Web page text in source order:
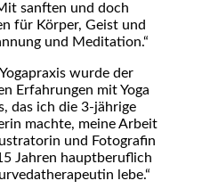
sanften und doch
für Körper, Geist und
und Meditation.“
wurde der
Erfahrungen mit Yoga
das ich die 3-jährige
machte, meine Arbeit
und Fotografin
Jahren hauptberuflich
lebe.“